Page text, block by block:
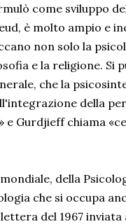
come sviluppo
è molto ampio e
non solo la
e la religione. Si
che la
della
e Gurdjieff chiama
della
che si occupa
del 1967